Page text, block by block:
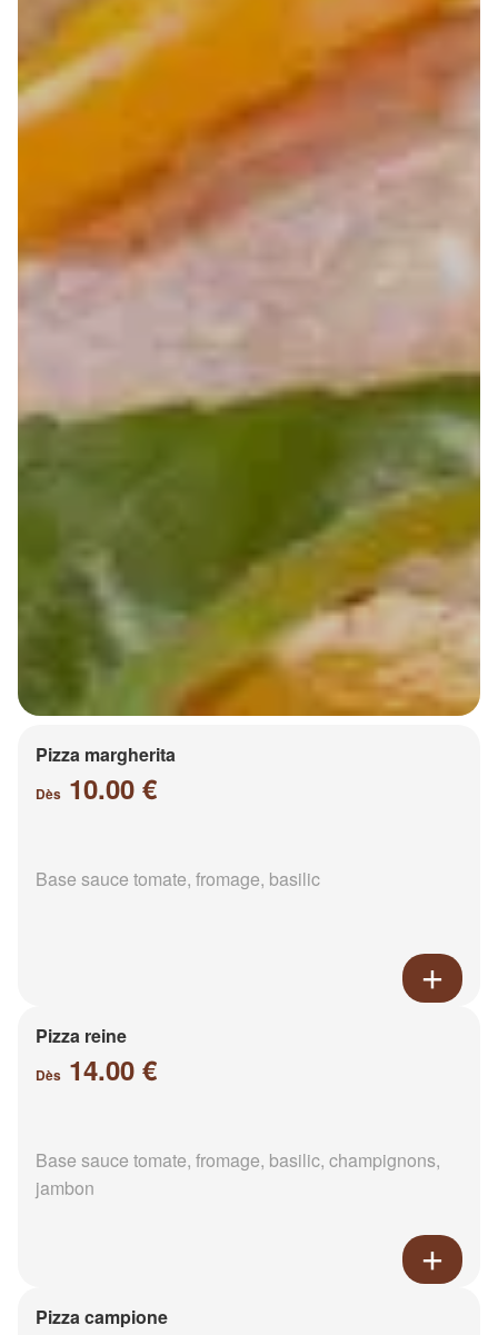
Pizza margherita
Dès 10.00 €
Base sauce tomate, fromage, basilic
Pizza reine
Dès 14.00 €
Base sauce tomate, fromage, basilic, champignons,
jambon
Pizza campione